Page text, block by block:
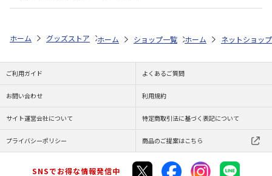
ホーム グッズストア ディズニー ミニーマウス メラミン製マグ
ホーム ショップ一覧 スケーター メラミ
ホーム ネットショップ
ご利用ガイド よくあるご質問
お問い合わせ 利用規約
サイト運営会社について 特定商取引法に基づく表記について
プライバシーポリシー 商品のご提案はこちら
SNSでお得な情報発信中